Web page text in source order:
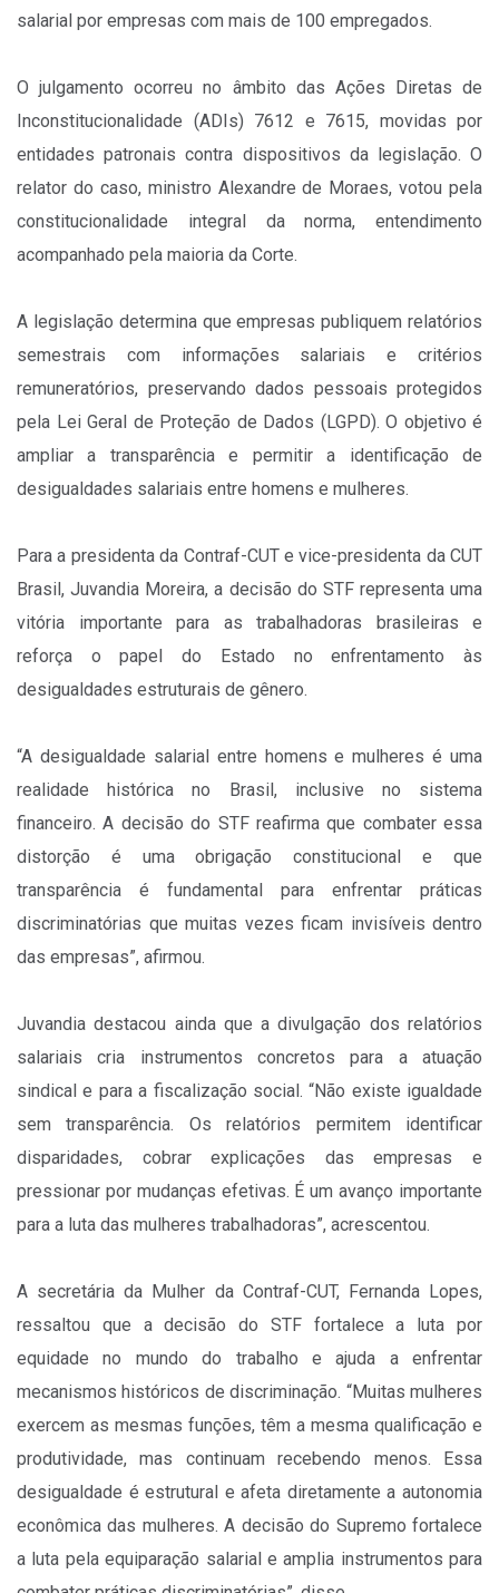
salarial por empresas com mais de 100 empregados.
O julgamento ocorreu no âmbito das Ações Diretas de
Inconstitucionalidade (ADIs) 7612 e 7615, movidas por
entidades patronais contra dispositivos da legislação. O
relator do caso, ministro Alexandre de Moraes, votou pela
constitucionalidade integral da norma, entendimento
acompanhado pela maioria da Corte.
A legislação determina que empresas publiquem relatórios
semestrais com informações salariais e critérios
remuneratórios, preservando dados pessoais protegidos
pela Lei Geral de Proteção de Dados (LGPD). O objetivo é
ampliar a transparência e permitir a identificação de
desigualdades salariais entre homens e mulheres.
Para a presidenta da Contraf-CUT e vice-presidenta da CUT
Brasil, Juvandia Moreira, a decisão do STF representa uma
vitória importante para as trabalhadoras brasileiras e
reforça o papel do Estado no enfrentamento às
desigualdades estruturais de gênero.
“A desigualdade salarial entre homens e mulheres é uma
realidade histórica no Brasil, inclusive no sistema
financeiro. A decisão do STF reafirma que combater essa
distorção é uma obrigação constitucional e que
transparência é fundamental para enfrentar práticas
discriminatórias que muitas vezes ficam invisíveis dentro
das empresas”, afirmou.
Juvandia destacou ainda que a divulgação dos relatórios
salariais cria instrumentos concretos para a atuação
sindical e para a fiscalização social. “Não existe igualdade
sem transparência. Os relatórios permitem identificar
disparidades, cobrar explicações das empresas e
pressionar por mudanças efetivas. É um avanço importante
para a luta das mulheres trabalhadoras”, acrescentou.
A secretária da Mulher da Contraf-CUT, Fernanda Lopes,
ressaltou que a decisão do STF fortalece a luta por
equidade no mundo do trabalho e ajuda a enfrentar
mecanismos históricos de discriminação. “Muitas mulheres
exercem as mesmas funções, têm a mesma qualificação e
produtividade, mas continuam recebendo menos. Essa
desigualdade é estrutural e afeta diretamente a autonomia
econômica das mulheres. A decisão do Supremo fortalece
a luta pela equiparação salarial e amplia instrumentos para